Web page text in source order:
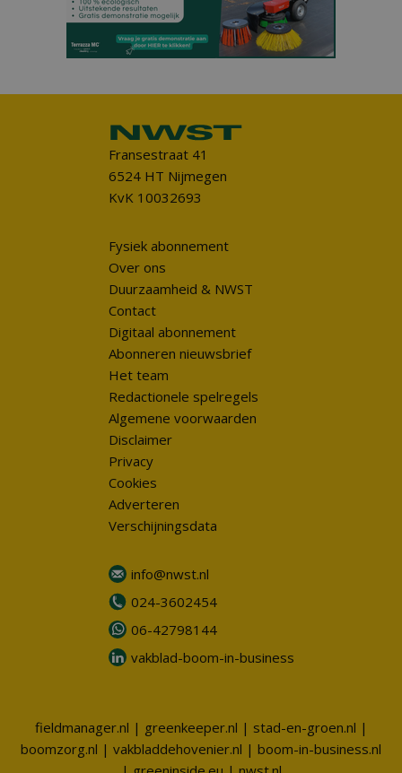
Fransestraat 41
6524 HT Nijmegen
KvK 10032693
Fysiek abonnement
Over ons
Duurzaamheid & NWST
Contact
Digitaal abonnement
Abonneren nieuwsbrief
Het team
Redactionele spelregels
Algemene voorwaarden
Disclaimer
Privacy
Cookies
Adverteren
Verschijningsdata
info@nwst.nl
024-3602454
06-42798144
vakblad-boom-in-business
fieldmanager.nl | greenkeeper.nl | stad-en-groen.nl |
boomzorg.nl | vakbladdehovenier.nl | boom-in-business.nl